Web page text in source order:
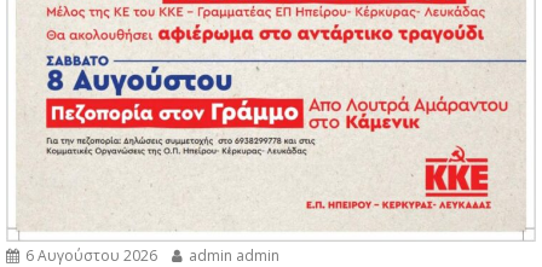
6 Αυγούστου 2026 admin admin